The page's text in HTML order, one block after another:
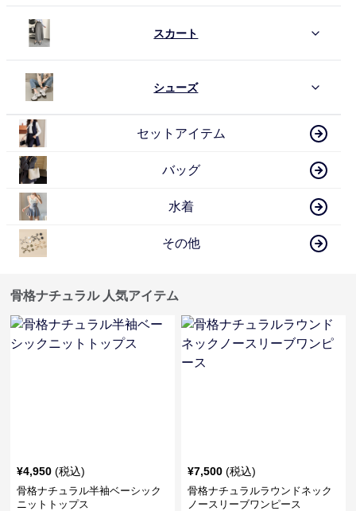
スカート
シューズ
セットアイテム
バッグ
水着
その他
骨格ナチュラル 人気アイテム
¥4,950 (税込)
骨格ナチュラル半袖ベーシック
ニットトップス
¥7,500 (税込)
骨格ナチュラルラウンドネック
ノースリーブワンピース